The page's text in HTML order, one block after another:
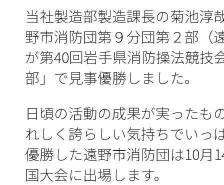
当社製造部製造課長の菊池淳
野市消防団第９分団第２部（
が第40回岩手県消防操法競技
部」で見事優勝しました。
日頃の活動の成果が実ったも
れしく誇らしい気持ちでいっ
優勝した遠野市消防団は10月
国大会に出場します。